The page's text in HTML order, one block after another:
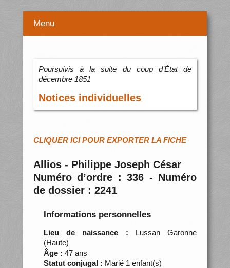
Menu
Poursuivis à la suite du coup d’État de
décembre 1851
Notices individuelles
CLIQUER ICI POUR EXPORTER LA FICHE
Allios - Philippe Joseph César
Numéro d’ordre : 336 - Numéro
de dossier : 2241
Informations personnelles
Lieu de naissance : Lussan Garonne
(Haute)
Âge : 47 ans
Statut conjugal : Marié 1 enfant(s)